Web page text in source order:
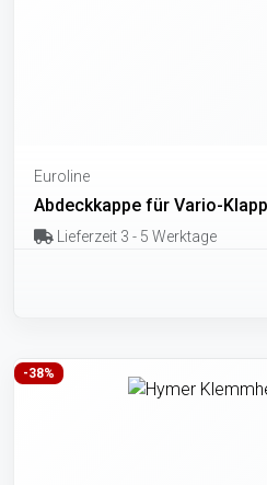
Euroline
Abdeckkappe für Vario-
Lieferzeit 3 - 5 Werktage
-38%